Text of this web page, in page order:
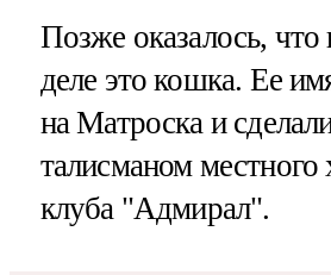
Позже оказалось, что
деле это кошка. Ее
на Матроска и
талисманом местного
клуба "Адмирал".